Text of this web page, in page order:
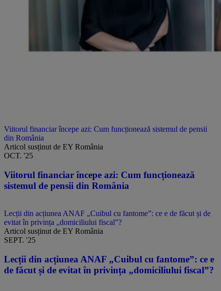
Viitorul financiar începe azi: Cum funcționează sistemul de pensii
din România
Articol susținut de EY România
OCT. '25
Viitorul financiar începe azi: Cum funcționează
sistemul de pensii din România
Lecții din acțiunea ANAF „Cuibul cu fantome”: ce e de făcut și de
evitat în privința „domiciliului fiscal”?
Articol susținut de EY România
SEPT. '25
Lecții din acțiunea ANAF „Cuibul cu fantome”: ce e
de făcut și de evitat în privința „domiciliului fiscal”?